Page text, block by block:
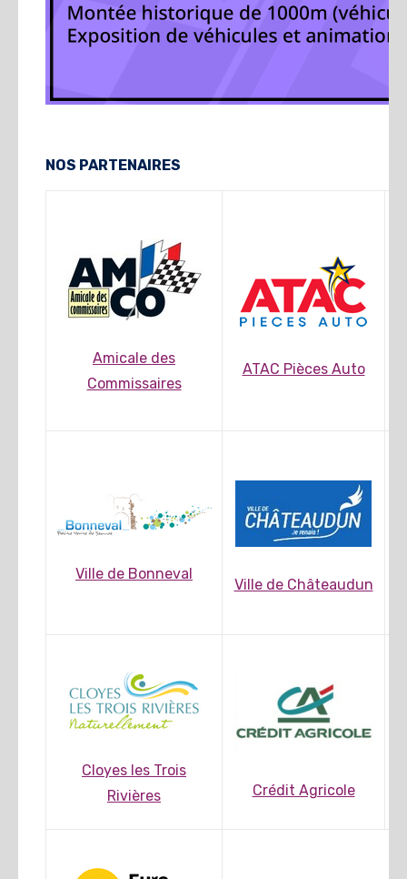
NOS PARTENAIRES
Amicale des
Commissaires
ATAC Pièces Auto
Ville de Bonneval
Ville de Châteaudun
Cloyes les Trois
Rivières
Crédit Agricole